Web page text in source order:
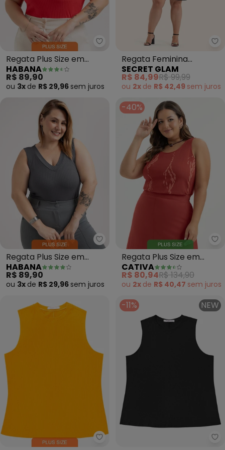
Habana - Regata Plus Size em
Regata Plus Size em
Canelado (Vermelho)
HABANA
R$ 89,90
ou 3x de R$ 29,96 sem juros
Regata Feminina
Estampada Viscose
(Bege)
SECRET GLAM
R$ 84,99R$ 99,99
ou 2x de R$ 42,49 sem juros
Habana - Regata Plus Size em
Regata Plus Size em
Canelado (Cinza)
HABANA
R$ 89,90
ou 3x de R$ 29,96 sem juros
-40%
Regata Plus Size em
Viscose (Vermelho)
CATIVA
R$ 80,94R$ 134,90
ou 2x de R$ 40,47 sem juros
Secret Glam - Regata Plus
-11% NEW